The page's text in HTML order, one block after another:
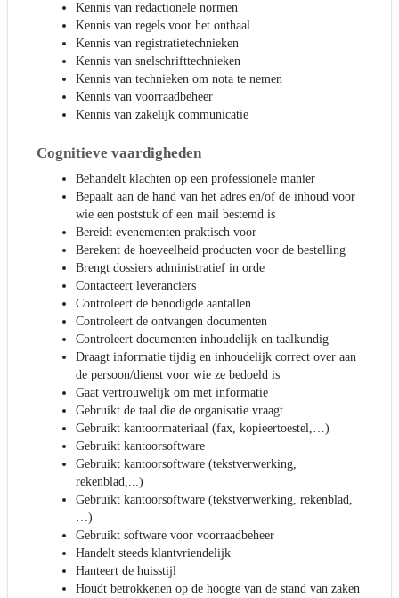
Kennis van redactionele normen
Kennis van regels voor het onthaal
Kennis van registratietechnieken
Kennis van snelschrifttechnieken
Kennis van technieken om nota te nemen
Kennis van voorraadbeheer
Kennis van zakelijk communicatie
Cognitieve vaardigheden
Behandelt klachten op een professionele manier
Bepaalt aan de hand van het adres en/of de inhoud voor
wie een poststuk of een mail bestemd is
Bereidt evenementen praktisch voor
Berekent de hoeveelheid producten voor de bestelling
Brengt dossiers administratief in orde
Contacteert leveranciers
Controleert de benodigde aantallen
Controleert de ontvangen documenten
Controleert documenten inhoudelijk en taalkundig
Draagt informatie tijdig en inhoudelijk correct over aan
de persoon/dienst voor wie ze bedoeld is
Gaat vertrouwelijk om met informatie
Gebruikt de taal die de organisatie vraagt
Gebruikt kantoormateriaal (fax, kopieertoestel,…)
Gebruikt kantoorsoftware
Gebruikt kantoorsoftware (tekstverwerking,
rekenblad,...)
Gebruikt kantoorsoftware (tekstverwerking, rekenblad,
…)
Gebruikt software voor voorraadbeheer
Handelt steeds klantvriendelijk
Hanteert de huisstijl
Houdt betrokkenen op de hoogte van de stand van zaken